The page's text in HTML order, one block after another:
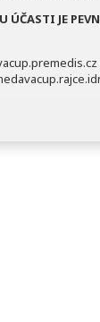
ÚČASTI JE